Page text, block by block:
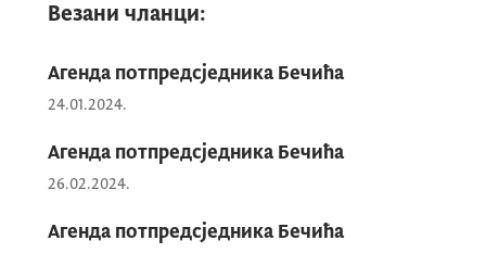
Везани чланци:
Агенда потпредсједника Бечића
24.01.2024.
Агенда потпредсједника Бечића
26.02.2024.
Агенда потпредсједника Бечића